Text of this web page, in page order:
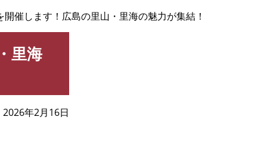
催します！広島の里山・里海の魅力が集結！
里海
2026年2月16日